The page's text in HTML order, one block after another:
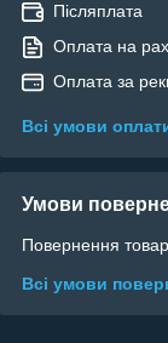
Післяплата
Оплата на
Оплата за
Всі умови
Умови
Повернення
Всі умови